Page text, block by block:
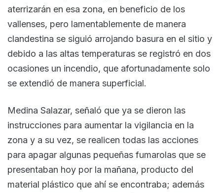
aterrizarán en esa zona, en beneficio de los
vallenses, pero lamentablemente de manera
clandestina se siguió arrojando basura en el sitio y
debido a las altas temperaturas se registró en dos
ocasiones un incendio, que afortunadamente solo
se extendió de manera superficial.
Medina Salazar, señaló que ya se dieron las
instrucciones para aumentar la vigilancia en la
zona y a su vez, se realicen todas las acciones
para apagar algunas pequeñas fumarolas que se
presentaban hoy por la mañana, producto del
material plástico que ahí se encontraba; además